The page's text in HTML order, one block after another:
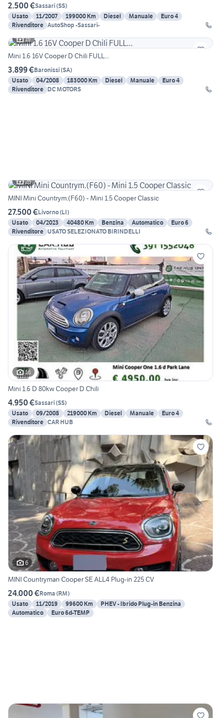
2.500 €Sassari(SS)
Usato
11/2007 199000 Km Diesel Manuale
Euro 4
Rivenditore AutoShop -Sassari-
15
Mini 1.6 16V Cooper D Chili FULL...
3.899 €Baronissi(SA)
Usato
04/2008 183000 Km Diesel Manuale
Euro 4
Rivenditore DC MOTORS
25
MINI Mini Countrym.(F60) - Mini 1.5 Cooper Classic
27.500 €Livorno(LI)
Usato
04/2023 40480 Km Benzina Automatico
Euro 6
Rivenditore USATO SELEZIONATO BIRINDELLI
16
Mini 1.6 D 80kw Cooper D Chili
4.950 €Sassari(SS)
Usato
09/2008 219000 Km Diesel Manuale
Euro 4
Rivenditore CAR HUB
6
MINI Countryman Cooper SE ALL4 Plug-in 225 CV
24.000 €Roma (RM)
Usato
11/2019 99600 Km
PHEV - Ibrido Plug-in Benzina
Automatico
Euro 6d-TEMP